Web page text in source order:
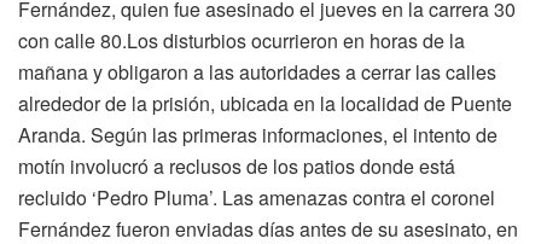
Fernández, quien fue asesinado el jueves en la carrera 30
con calle 80.Los disturbios ocurrieron en horas de la
mañana y obligaron a las autoridades a cerrar las calles
alrededor de la prisión, ubicada en la localidad de Puente
Aranda. Según las primeras informaciones, el intento de
motín involucró a reclusos de los patios donde está
recluido ‘Pedro Pluma’. Las amenazas contra el coronel
Fernández fueron enviadas días antes de su asesinato, en